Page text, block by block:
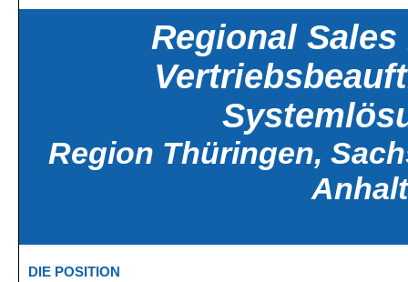
Regional Sales
Region Thüringen,
Anhalt
DIE POSITION